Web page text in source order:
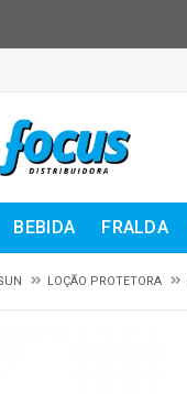
BEBIDA FRALDA
LOÇÃO PROTETORA